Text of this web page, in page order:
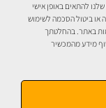
שלנו להתאים באופן אישי
או ביטול הסכמה לשימוש
באתר. בהחלטתך
מידע מהמכשיר